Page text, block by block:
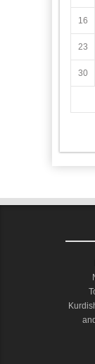
16
23
30